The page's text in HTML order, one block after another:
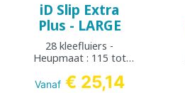
iD Slip Extra
Plus - LARGE
28 kleefluiers -
Heupmaat : 115 tot
Vanaf € 25,14